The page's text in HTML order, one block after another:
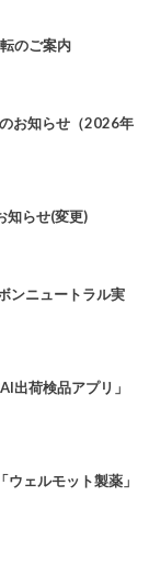
のご案内
お知らせ（2026年
らせ(変更)
ンニュートラル実
出荷検品アプリ」
ェルモット製薬」